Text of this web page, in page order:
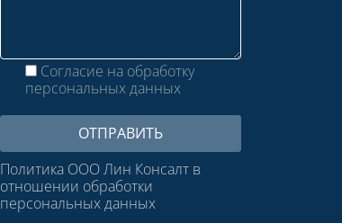
Согласие на обработку
персональных данных
Политика ООО Лин Консалт в
отношении обработки
персональных данных